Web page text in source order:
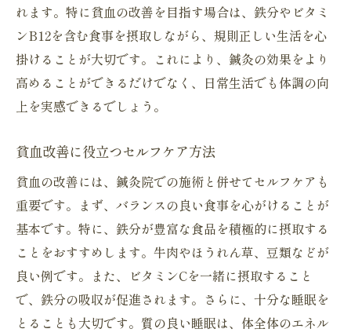
れます。特に貧血の改善を目指す場合は、鉄分やビタミ
ンB12を含む食事を摂取しながら、規則正しい生活を心
掛けることが大切です。これにより、鍼灸の効果をより
高めることができるだけでなく、日常生活でも体調の向
上を実感できるでしょう。
貧血改善に役立つセルフケア方法
貧血の改善には、鍼灸院での施術と併せてセルフケアも
重要です。まず、バランスの良い食事を心がけることが
基本です。特に、鉄分が豊富な食品を積極的に摂取する
ことをおすすめします。牛肉やほうれん草、豆類などが
良い例です。また、ビタミンCを一緒に摂取すること
で、鉄分の吸収が促進されます。さらに、十分な睡眠を
とることも大切です。質の良い睡眠は、体全体のエネル